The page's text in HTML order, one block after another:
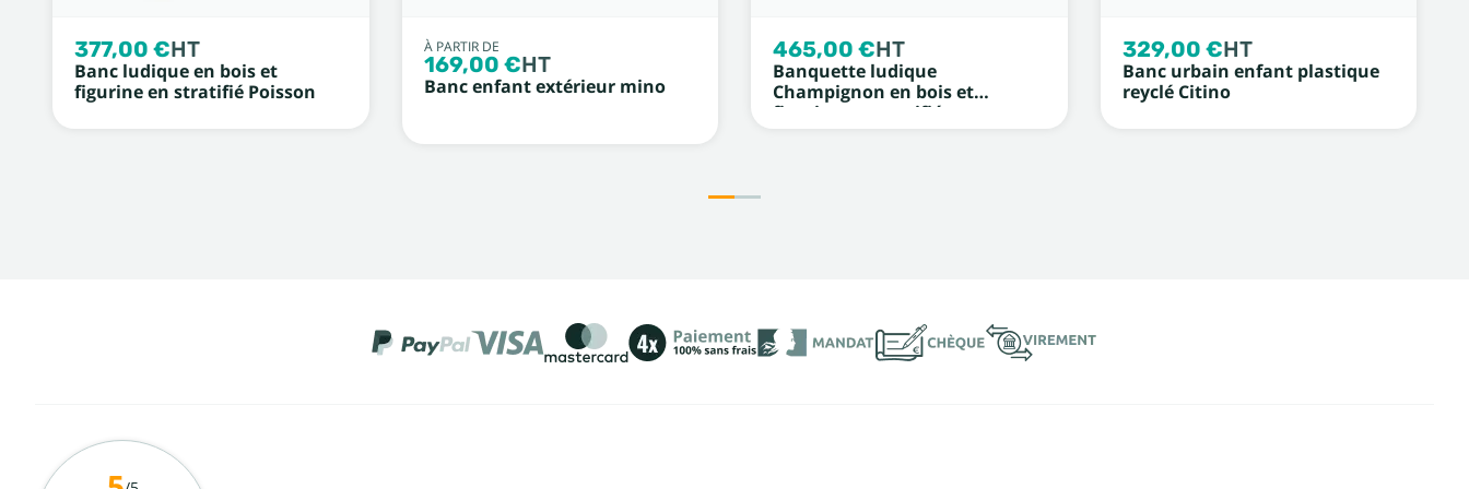
377,00 €HT
Banc ludique en bois et
figurine en stratifié Poisson
À PARTIR DE
169,00 €HT
Banc enfant extérieur mino
465,00 €HT
Banquette ludique
Champignon en bois et
figurine en stratifié
329,00 €HT
Banc urbain enfant plastique
reyclé Citino